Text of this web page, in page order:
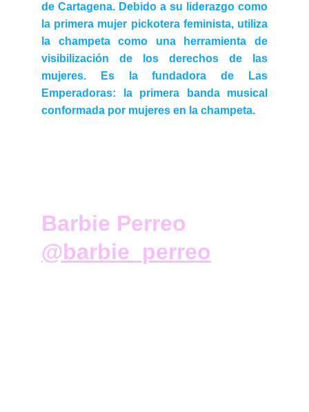
de Cartagena. Debido a su liderazgo como
la primera mujer pickotera feminista, utiliza
la champeta como una herramienta de
visibilización de los derechos de las
mujeres. Es la fundadora de Las
Emperadoras: la primera banda musical
conformada por mujeres en la champeta.
Barbie Perreo
@barbie_perreo